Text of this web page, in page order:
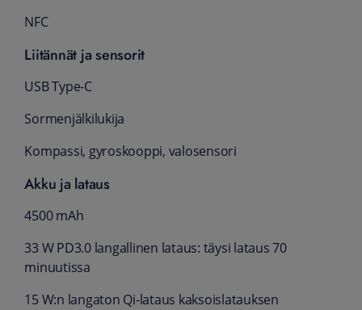
NFC
Liitännät ja sensorit
USB Type-C
Sormenjälkilukija
Kompassi, gyroskooppi, valosensori
Akku ja lataus
4500 mAh
33 W PD3.0 langallinen lataus: täysi lataus 70
minuutissa
15 W:n langaton Qi-lataus kaksoislatauksen